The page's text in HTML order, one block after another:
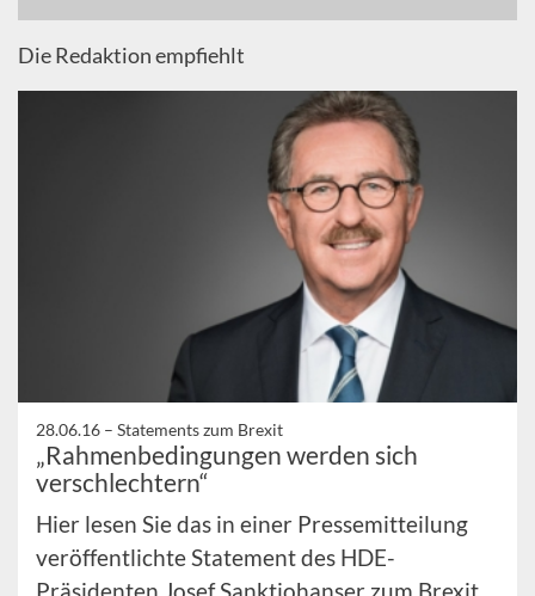
Die Redaktion empfiehlt
28.06.16 – Statements zum Brexit
„Rahmenbedingungen werden sich
verschlechtern“
Hier lesen Sie das in einer Pressemitteilung
veröffentlichte Statement des HDE-